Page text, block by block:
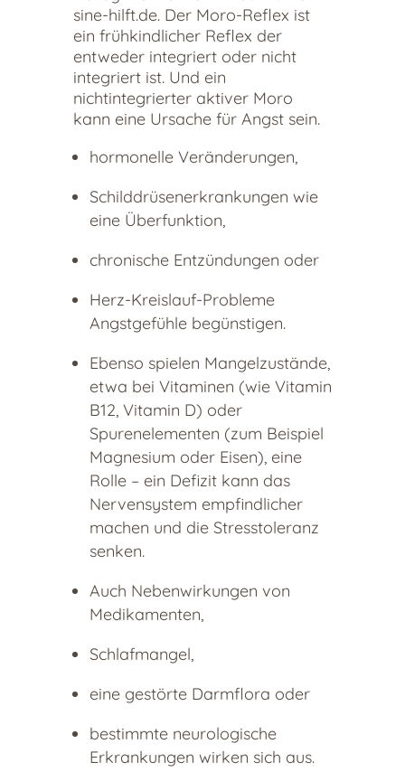
sine-hilft.de. Der Moro-Reflex ist
ein frühkindlicher Reflex der
entweder integriert oder nicht
integriert ist. Und ein
nichtintegrierter aktiver Moro
kann eine Ursache für Angst sein.
hormonelle Veränderungen,
Schilddrüsenerkrankungen wie
eine Überfunktion,
chronische Entzündungen oder
Herz-Kreislauf-Probleme
Angstgefühle begünstigen.
Ebenso spielen Mangelzustände,
etwa bei Vitaminen (wie Vitamin
B12, Vitamin D) oder
Spurenelementen (zum Beispiel
Magnesium oder Eisen), eine
Rolle – ein Defizit kann das
Nervensystem empfindlicher
machen und die Stresstoleranz
senken.
Auch Nebenwirkungen von
Medikamenten,
Schlafmangel,
eine gestörte Darmflora oder
bestimmte neurologische
Erkrankungen wirken sich aus.